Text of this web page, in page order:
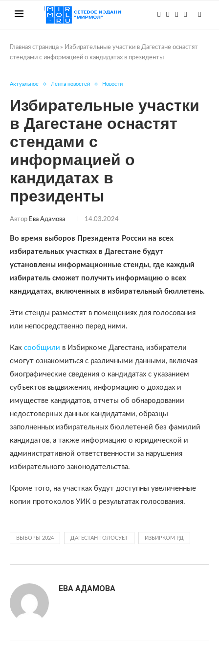
Главная страница » Избирательные участки в Дагестане оснастят
стендами с информацией о кандидатах в президенты
Актуальное Лента новостей Новости
Избирательные участки
в Дагестане оснастят
стендами с
информацией о
кандидатах в
президенты
Автор Ева Адамова 14.03.2024
Во время выборов Президента России на всех
избирательных участках в Дагестане будут
установлены информационные стенды, где каждый
избиратель сможет получить информацию о всех
кандидатах, включенных в избирательный бюллетень.
Эти стенды разместят в помещениях для голосования
или непосредственно перед ними.
Как сообщили в Избиркоме Дагестана, избиратели
смогут ознакомиться с различными данными, включая
биографические сведения о кандидатах с указанием
субъектов выдвижения, информацию о доходах и
имуществе кандидатов, отчеты об обнародовании
недостоверных данных кандидатами, образцы
заполненных избирательных бюллетеней без фамилий
кандидатов, а также информацию о юридической и
административной ответственности за нарушения
избирательного законодательства.
Кроме того, на участках будут доступны увеличенные
копии протоколов УИК о результатах голосования.
ВЫБОРЫ 2024 ДАГЕСТАН ГОЛОСУЕТ ИЗБИРКОМ РД
ЕВА АДАМОВА